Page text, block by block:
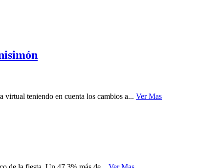
teniendo en cuenta los cambios a... Ver Mas